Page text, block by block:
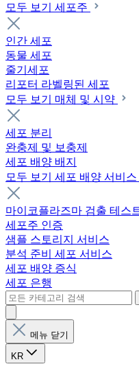
모두 보기 세포주
인간 세포
동물 세포
줄기세포
리포터 라벨링된 세포
모두 보기 매체 및 시약
세포 분리
완충제 및 보충제
세포 배양 배지
모두 보기 세포 배양 서비스
마이코플라즈마 검출 테스
세포주 인증
샘플 스토리지 서비스
분석 준비 세포 서비스
세포 배양 증식
세포 은행
메뉴 닫기
KR